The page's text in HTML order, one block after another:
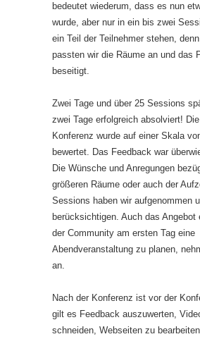
bedeutet wiederum, dass es nun
wurde, aber nur in ein bis zwei
ein Teil der Teilnehmer stehen,
passten wir die Räume an und das
beseitigt.
Zwei Tage und über 25 Sessions
zwei Tage erfolgreich absolviert!
Konferenz wurde auf einer Skala
bewertet. Das Feedback war
Die Wünsche und Anregungen
größeren Räume oder auch der
Sessions haben wir aufgenommen
berücksichtigen. Auch das Angebot
der Community am ersten Tag eine
Abendveranstaltung zu planen,
an.
Nach der Konferenz ist vor der
gilt es Feedback auszuwerten,
schneiden, Webseiten zu